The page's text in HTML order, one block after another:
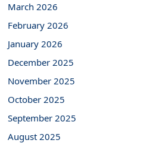
March 2026
February 2026
January 2026
December 2025
November 2025
October 2025
September 2025
August 2025